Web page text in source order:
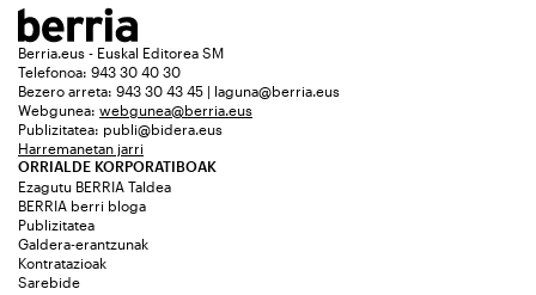
Berria.eus - Euskal Editorea SM
Telefonoa: 943 30 40 30
Bezero arreta: 943 30 43 45 | laguna@berria.eus
Webgunea: webgunea@berria.eus
Publizitatea: publi@bidera.eus
Harremanetan jarri
ORRIALDE KORPORATIBOAK
Ezagutu BERRIA Taldea
BERRIA berri bloga
Publizitatea
Galdera-erantzunak
Kontratazioak
Sarebide